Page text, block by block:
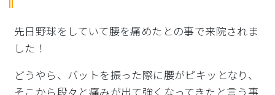
先日野球をしていて腰を痛めたとの事で来院されま
した！
どうやら、バットを振った際に腰がピキッとなり、
そこから段々と痛みが出て強くなってきたと言う事